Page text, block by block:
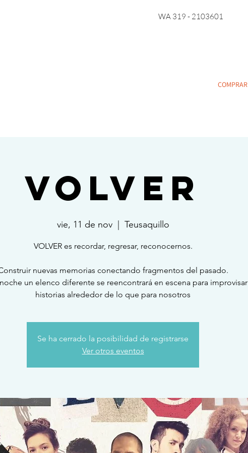
WA 319 - 2103601
COMPRAR
VOLVER
vie, 11 de nov
  |
Teusaquillo
VOLVER es recordar, regresar, reconocernos.
nuevas memorias conectando fragmentos del pasado.
un elenco diferente se reencontrará en escena para improvisar
Se ha cerrado la posibilidad de registrarse
Ver otros eventos